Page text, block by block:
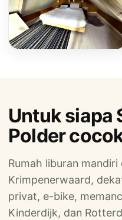
Untuk siapa
Polder
Rumah liburan
Krimpenerwaard,
privat, e-bike,
Kinderdijk, dan